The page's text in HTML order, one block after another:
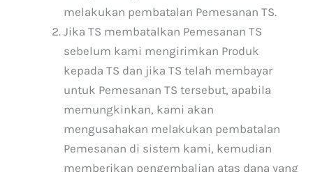
melakukan pembatalan Pemesanan TS.
Jika TS membatalkan Pemesanan TS
sebelum kami mengirimkan Produk
kepada TS dan jika TS telah membayar
untuk Pemesanan TS tersebut, apabila
memungkinkan, kami akan
mengusahakan melakukan pembatalan
Pemesanan di sistem kami, kemudian
memberikan pengembalian atas dana yang